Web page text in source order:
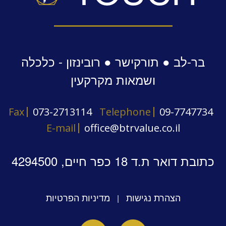
בר-לב ● תורקישר ● רובינזון - כלכלה
ושמאות מקרקעין
Fax 073-2713114 Telephone
09-7747734
E-mail
office@btrvalue.co.il
כתובת דואר ת.ד 18 כפר חיים, 4294500
הצהרת נגישות | מדיניות הפרטיות